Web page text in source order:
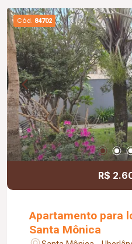
Cód. 84702
R$
Apartamento para
Santa Mônica